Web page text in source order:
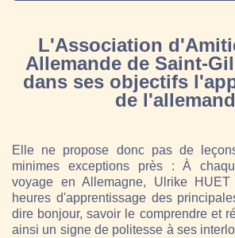
L'Association
Allemande de Saint-
dans ses objectifs
de
Elle ne propose donc pas de
minimes exceptions près : À
voyage en Allemagne, Ulrike HUET
heures d'apprentissage des
dire bonjour, savoir le comprendre et
ainsi un signe de politesse à ses